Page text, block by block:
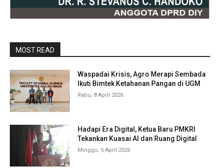
MOST READ
Waspadai Krisis, Agro Merapi Sembada
Ikuti Bimtek Ketahanan Pangan di UGM
Rabu, 8 April 2026
Hadapi Era Digital, Ketua Baru PMKRI
Tekankan Kuasai AI dan Ruang Digital
Minggu, 5 April 2026